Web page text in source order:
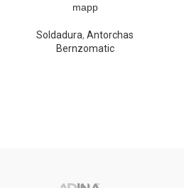
mapp
Soldadura, Antorchas
Bernzomatic